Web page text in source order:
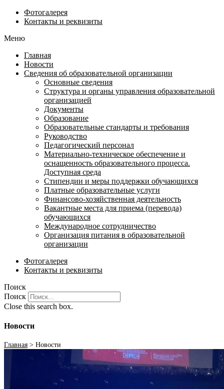
Фотогалерея
Контакты и реквизиты
Меню
Главная
Новости
Сведения об образовательной организации
Основные сведения
Структура и органы управления образовательной
организацией
Документы
Образование
Образовательные стандарты и требования
Руководство
Педагогический персонал
Материально-техническое обеспечение и
оснащенность образовательного процесса.
Доступная среда
Стипендии и меры поддержки обучающихся
Платные образовательные услуги
Финансово-хозяйственная деятельность
Вакантные места для приема (перевода)
обучающихся
Международное сотрудничество
Организация питания в образовательной
организации
Фотогалерея
Контакты и реквизиты
Поиск
Поиск
Close this search box.
Новости
Главная > Новости